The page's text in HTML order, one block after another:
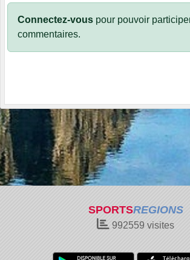
Connectez-vous pour pouvoir
commentaires.
SPORTSREGIONS
992559 visites